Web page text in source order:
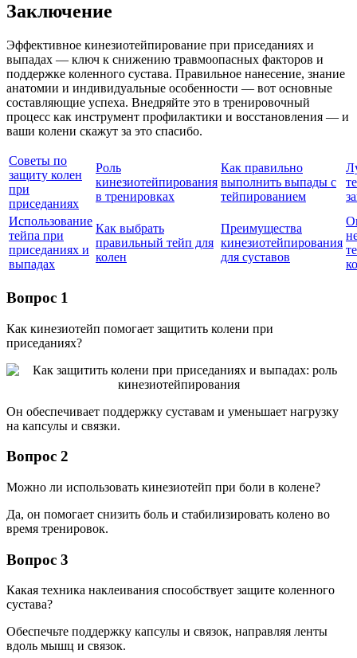
Заключение
Эффективное кинезиотейпирование при приседаниях и
выпадах — ключ к снижению травмоопасных факторов и
поддержке коленного сустава. Правильное нанесение, знание
анатомии и индивидуальные особенности — вот основные
составляющие успеха. Внедряйте это в тренировочный
процесс как инструмент профилактики и восстановления — и
ваши колени скажут за это спасибо.
Советы по
защиту колен
при
приседаниях
Роль
кинезиотейпирования
в тренировках
Как правильно
выполнить выпады с
тейпированием
Использование
тейпа при
приседаниях и
выпадах
Как выбрать
правильный тейп для
колен
Преимущества
кинезиотейпирования
для суставов
Вопрос 1
Как кинезиотейп помогает защитить колени при
приседаниях?
Он обеспечивает поддержку суставам и уменьшает нагрузку
на капсулы и связки.
Вопрос 2
Можно ли использовать кинезиотейп при боли в колене?
Да, он помогает снизить боль и стабилизировать колено во
время тренировок.
Вопрос 3
Какая техника наклеивания способствует защите коленного
сустава?
Обеспечьте поддержку капсулы и связок, направляя ленты
вдоль мышц и связок.